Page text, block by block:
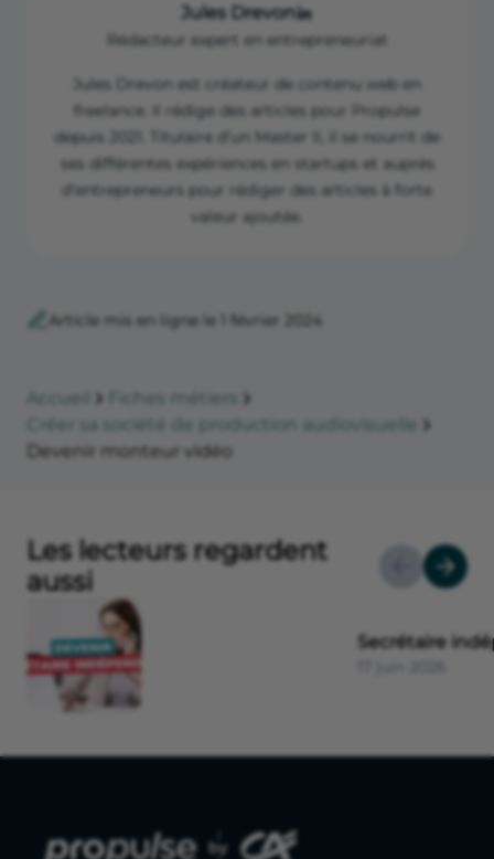
Jules Drevon
Rédacteur expert en entrepreneuriat
Jules Drevon est créateur de contenu web en
freelance. Il rédige des articles pour Propulse
depuis 2021. Titulaire d’un Master II, il se nourrit de
ses différentes expériences en startups et auprès
d’entrepreneurs pour rédiger des articles à forte
valeur ajoutée.
Article mis en ligne le 1 février 2024
Accueil
Fiches métiers
Créer sa société de production audiovisuelle
Devenir monteur vidéo
Les lecteurs regardent
aussi
Secrétaire